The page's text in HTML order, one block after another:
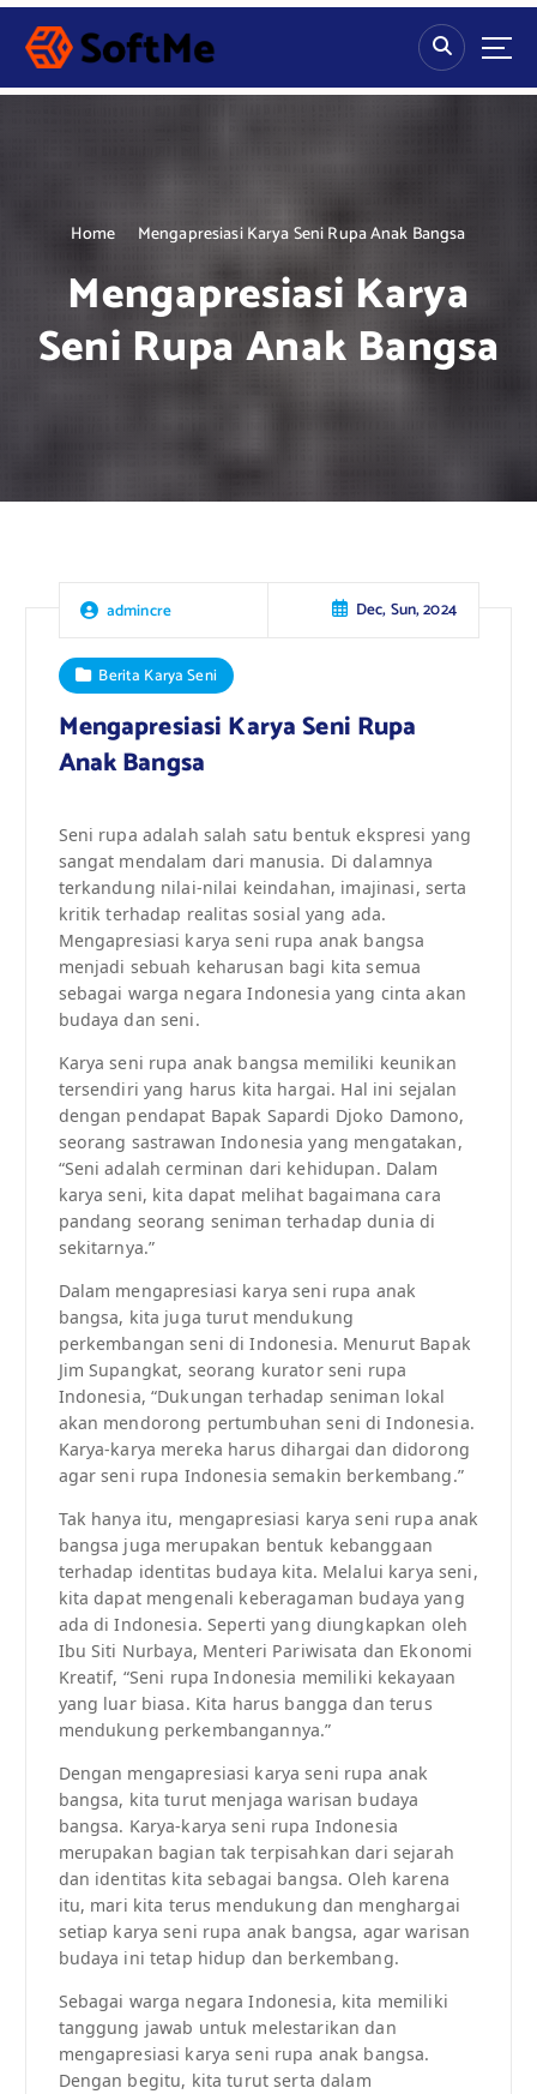
S
p
Home Mengapresiasi Karya Seni Rupa Anak Bangsa
Mengapresiasi Karya
Seni Rupa Anak Bangsa
admincre Dec, Sun, 2024
Berita Karya Seni
Mengapresiasi Karya Seni Rupa
Anak Bangsa
Seni rupa adalah salah satu bentuk ekspresi yang
sangat mendalam dari manusia. Di dalamnya
terkandung nilai-nilai keindahan, imajinasi, serta
kritik terhadap realitas sosial yang ada.
Mengapresiasi karya seni rupa anak bangsa
menjadi sebuah keharusan bagi kita semua
sebagai warga negara Indonesia yang cinta akan
budaya dan seni.
Karya seni rupa anak bangsa memiliki keunikan
tersendiri yang harus kita hargai. Hal ini sejalan
dengan pendapat Bapak Sapardi Djoko Damono,
seorang sastrawan Indonesia yang mengatakan,
“Seni adalah cerminan dari kehidupan. Dalam
karya seni, kita dapat melihat bagaimana cara
pandang seorang seniman terhadap dunia di
sekitarnya.”
Dalam mengapresiasi karya seni rupa anak
bangsa, kita juga turut mendukung
perkembangan seni di Indonesia. Menurut Bapak
Jim Supangkat, seorang kurator seni rupa
Indonesia, “Dukungan terhadap seniman lokal
akan mendorong pertumbuhan seni di Indonesia.
Karya-karya mereka harus dihargai dan didorong
agar seni rupa Indonesia semakin berkembang.”
Tak hanya itu, mengapresiasi karya seni rupa anak
bangsa juga merupakan bentuk kebanggaan
terhadap identitas budaya kita. Melalui karya seni,
kita dapat mengenali keberagaman budaya yang
ada di Indonesia. Seperti yang diungkapkan oleh
Ibu Siti Nurbaya, Menteri Pariwisata dan Ekonomi
Kreatif, “Seni rupa Indonesia memiliki kekayaan
yang luar biasa. Kita harus bangga dan terus
mendukung perkembangannya.”
Dengan mengapresiasi karya seni rupa anak
bangsa, kita turut menjaga warisan budaya
bangsa. Karya-karya seni rupa Indonesia
merupakan bagian tak terpisahkan dari sejarah
dan identitas kita sebagai bangsa. Oleh karena
itu, mari kita terus mendukung dan menghargai
setiap karya seni rupa anak bangsa, agar warisan
budaya ini tetap hidup dan berkembang.
Sebagai warga negara Indonesia, kita memiliki
tanggung jawab untuk melestarikan dan
mengapresiasi karya seni rupa anak bangsa.
Dengan begitu, kita turut serta dalam